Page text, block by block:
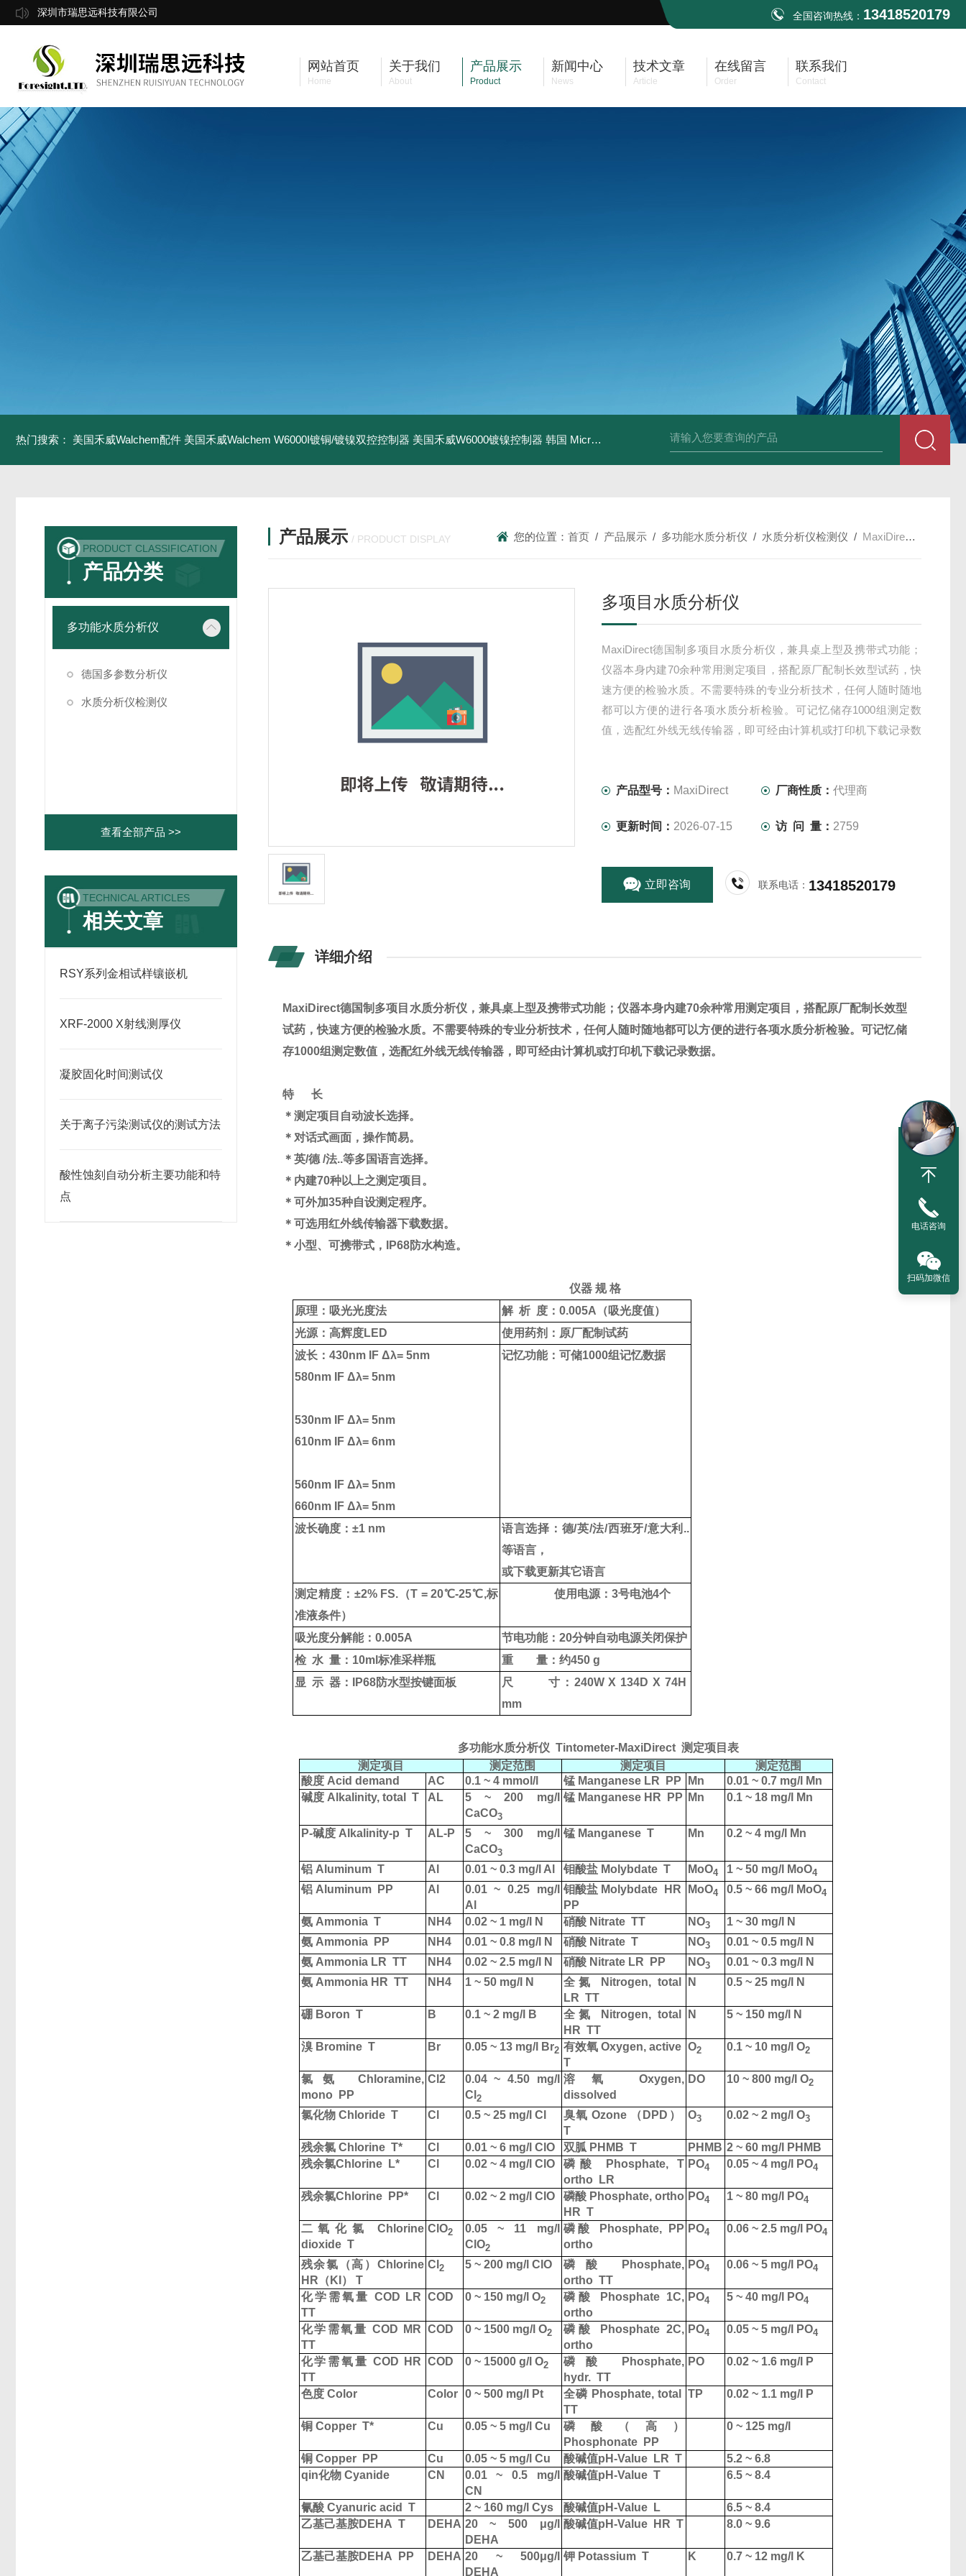
深圳市瑞思远科技有限公司 全国咨询热线： 13418520179
网站首页
Home
关于我们
About
产品展示
Product
新闻中心
News
技术文章
Article
在线留言
Order
联系我们
Contact
热门搜索： 美国禾威Walchem配件 美国禾威Walchem W6000I镀铜/镀镍双控控制器 美国禾威W6000镀镍控制器 韩国 MicroPioneerXRF-2020 X射线荧光膜厚仪 韩国XRF-2020系列膜厚仪/测厚仪/X光机
PRODUCT CLASSIFICATION
产品分类
多功能水质分析仪
德国多参数分析仪
水质分析仪检测仪
查看全部产品 >>
TECHNICAL ARTICLES
相关文章
RSY系列金相试样镶嵌机
XRF-2000 X射线测厚仪
凝胶固化时间测试仪
关于离子污染测试仪的测试方法
酸性蚀刻自动分析主要功能和特
点
产品展示 / PRODUCT DISPLAY 您的位置：首页 / 产品展示 / 多功能水质分析仪 / 水质分析仪检测仪 / MaxiDirect多项目水质分析仪
多项目水质分析仪
MaxiDirect德国制多项目水质分析仪，兼具桌上型及携带式功能；
仪器本身内建70余种常用测定项目，搭配原厂配制长效型试药，快
速方便的检验水质。不需要特殊的专业分析技术，任何人随时随地
都可以方便的进行各项水质分析检验。可记忆储存1000组测定数
值，选配红外线无线传输器，即可经由计算机或打印机下载记录数
产品型号： MaxiDirect 厂商性质：代理商
更新时间： 2026-07-15 访 问 量： 2759
立即咨询 联系电话： 13418520179
详细介绍
MaxiDirect德国制多项目水质分析仪，兼具桌上型及携带式功能；仪器本身内建70余种常用测定项目，搭配原厂配制长效型
试药，快速方便的检验水质。不需要特殊的专业分析技术，任何人随时随地都可以方便的进行各项水质分析检验。可记忆储
存1000组测定数值，选配红外线无线传输器，即可经由计算机或打印机下载记录数据。
特
长
＊测定项目自动波长选择。
＊对话式画面，操作简易。
＊英/德 /法..等多国语言选择。
＊内建70种以上之测定项目。
＊可外加35种自设测定程序。
＊可选用红外线传输器下载数据。
＊小型、可携带式，
IP68防水构造。
仪器 规 格
原理：吸光光度法
解 析 度： 0.005A （吸光度值）
光源：高辉度LED
使用药剂：原厂配制试药
波长： 430nm IF Δλ= 5nm
580nm IF Δλ= 5nm
530nm IF Δλ= 5nm
610nm IF Δλ= 6nm
560nm IF Δλ= 5nm
660nm IF Δλ= 5nm
记忆功能：可储1000组记忆数据
波长确度：±1 nm 语言选择：德/英/法/西班牙/意大利 ..
等语言，
或下载更新其它语言
测定精度：±2% FS.（T =20℃-25℃,标
准液条件）
使用电源：3号电池4个
吸光度分解能： 0.005A 节电功能： 20分钟自动电源关闭保护
检 水 量： 10ml 标准采样瓶 重 量：约450 g
显 示 器： IP68防水型按键面板 尺 寸： 240W X 134D X 74H
mm
多功能水质分析仪 Tintometer-MaxiDirect 测定项目表
测定项目
测定范围 测定项目
测定范围
酸度Acid demand AC 0.1 ~ 4 mmol/l 锰Manganese LR PP Mn
0.01 ~ 0.7 mg/l Mn
碱度Alkalinity, total T AL
5 ~ 200 mg/l
CaCO3
锰Manganese HR PP Mn 0.1 ~ 18 mg/l Mn
P-碱度Alkalinity-p T AL-P
5 ~ 300 mg/l
CaCO3
锰Manganese T Mn 0.2 ~ 4 mg/l Mn
铝Aluminum T Al 0.01 ~ 0.3 mg/l Al 钼酸盐Molybdate T MoO4 1 ~ 50 mg/l MoO4
铝Aluminum PP Al
0.01 ~ 0.25 mg/l
Al
钼酸盐 Molybdate
HR
PP
MoO4 0.5 ~ 66 mg/l MoO4
氨Ammonia T NH4 0.02 ~ 1 mg/l N 硝酸Nitrate TT NO3
1 ~ 30 mg/l N
氨Ammonia PP NH4 0.01 ~ 0.8 mg/l N 硝酸Nitrate T NO3
0.01 ~ 0.5 mg/l N
氨Ammonia LR TT NH4 0.02 ~ 2.5 mg/l N 硝酸Nitrate LR PP NO3
0.01 ~ 0.3 mg/l N
氨Ammonia HR TT NH4 1 ~ 50 mg/l N 全氮
Nitrogen, total
LR TT
N 0.5 ~ 25 mg/l N
硼 Boron T B 0.1 ~ 2 mg/l B 全氮
Nitrogen, total
HR TT
N 5 ~ 150 mg/l N
溴Bromine T Br 0.05 ~ 13 mg/l Br2 有效氧Oxygen, active
T
O2 0.1 ~ 10 mg/l O2
氯氨
Chloramine,
mono
PP
Cl2
0.04 ~ 4.50 mg/l
Cl 2
溶氧
Oxygen,
dissolved
DO 10 ~ 800 mg/l O2
氯化物Chloride T Cl 0.5 ~ 25 mg/l Cl 臭氧 Ozone （DPD）
T
O3 0.02 ~ 2 mg/l O3
残余氯Chlorine T* Cl 0.01 ~ 6 mg/l ClO 双胍 PHMB T PHMB 2 ~ 60 mg/l PHMB
残余氯Chlorine L* Cl 0.02 ~ 4 mg/l ClO 磷酸
Phosphate, T
ortho
LR
PO4 0.05 ~ 4 mg/l PO4
残余氯Chlorine PP* Cl 0.02 ~ 2 mg/l ClO 磷酸Phosphate, ortho
HR T
PO4 1 ~ 80 mg/l PO4
二氧化氯
Chlorine
dioxide T
ClO2
0.05 ~ 11 mg/l
ClO2
磷酸
Phosphate, PP
ortho
PO4 0.06 ~ 2.5 mg/l PO4
残余氯 （高 ）Chlorine
HR（KI） T
Cl 2 5 ~ 200 mg/l ClO 磷酸
Phosphate,
ortho TT
PO4 0.06 ~ 5 mg/l PO4
化学需氧量 COD LR
TT
COD 0 ~ 150 mg/l O2 磷酸 Phosphate 1C,
ortho
PO4 5 ~ 40 mg/l PO4
化学需氧量 COD MR
TT
COD 0 ~ 1500 mg/l O2 磷酸 Phosphate 2C,
ortho
PO4 0.05 ~ 5 mg/l PO4
化学需氧量 COD HR
TT
COD 0 ~ 15000 g/l O2 磷酸
Phosphate,
hydr. TT
PO 0.02 ~ 1.6 mg/l P
色度Color Color 0 ~ 500 mg/l Pt 全磷 Phosphate, total
TT
TP 0.02 ~ 1.1 mg/l P
铜 Copper T* Cu 0.05 ~ 5 mg/l Cu 磷酸 （ 高
）
Phosphonate
PP
0 ~ 125 mg/l
铜 Copper PP Cu 0.05 ~ 5 mg/l Cu 酸碱值pH-Value LR T
5.2 ~ 6.8
qin化物Cyanide CN
0.01 ~ 0.5 mg/l
CN
酸碱值pH-Value T 6.5 ~ 8.4
氰酸 Cyanuric acid T 2 ~ 160 mg/l Cys 酸碱值pH-Value L
6.5 ~ 8.4
乙基己基胺DEHA T DEHA 20 ~ 500 μg/l
DEHA
酸碱值pH-Value HR T 8.0 ~ 9.6
乙基己基胺DEHA PP DEHA 20 ~ 500μg/l
DEHA
钾Potassium T K 0.7 ~ 12 mg/l K
电话咨询
扫码加微信